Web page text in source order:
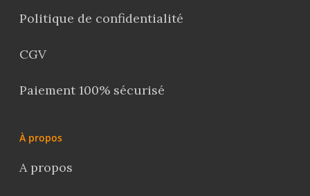
Politique de confidentialité
CGV
Paiement 100% sécurisé
À propos
A propos